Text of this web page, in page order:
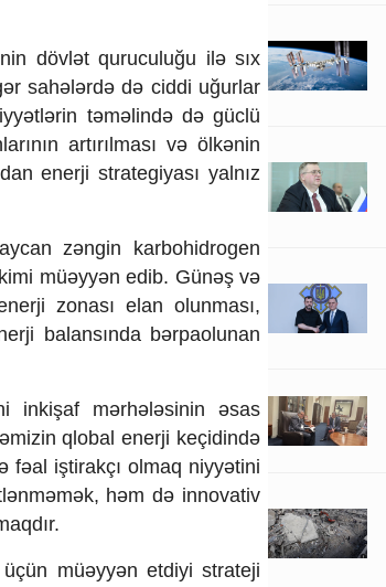
dövlət quruculuğu ilə sıx
sahələrdə də ciddi uğurlar
təməlində də güclü
artırılması və ölkənin
enerji strategiyası yalnız
zəngin karbohidrogen
müəyyən edib. Günəş və
zonası elan olunması,
balansında bərpaolunan
inkişaf mərhələsinin əsas
qlobal enerji keçidində
fəal iştirakçı olmaq niyyətini
həm də innovativ
üçün müəyyən etdiyi strateji